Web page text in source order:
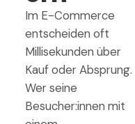
Im E-Commerce
entscheiden oft
Millisekunden über
Kauf oder Absprung.
Wer seine
Besucher:innen mit